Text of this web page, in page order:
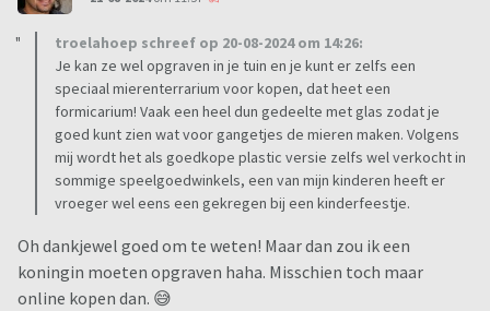
troelahoep schreef op 20-08-2024 om 14:26:
Je kan ze wel opgraven in je tuin en je kunt er zelfs een
speciaal mierenterrarium voor kopen, dat heet een
formicarium! Vaak een heel dun gedeelte met glas zodat je
goed kunt zien wat voor gangetjes de mieren maken. Volgens
mij wordt het als goedkope plastic versie zelfs wel verkocht in
sommige speelgoedwinkels, een van mijn kinderen heeft er
vroeger wel eens een gekregen bij een kinderfeestje.
Oh dankjewel goed om te weten! Maar dan zou ik een
koningin moeten opgraven haha. Misschien toch maar
online kopen dan. 😅